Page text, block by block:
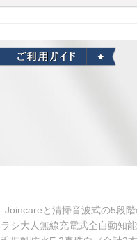
Joincareと清掃音波式の5段
ラシ大人無線充電式全自動知